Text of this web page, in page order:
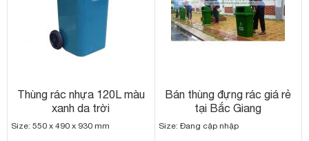
Thùng rác nhựa 120L màu
xanh da trời
Size: 550 x 490 x 930 mm
Bán thùng đựng rác giá rẻ
tại Bắc Giang
Size: Đang cập nhập